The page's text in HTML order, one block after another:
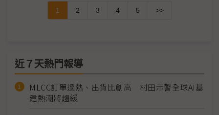
1 2 3 4 5 >>
近７天熱門報導
MLCC訂單過熱、出貨比創高 村田示警全球AI基
建熱潮將趨緩